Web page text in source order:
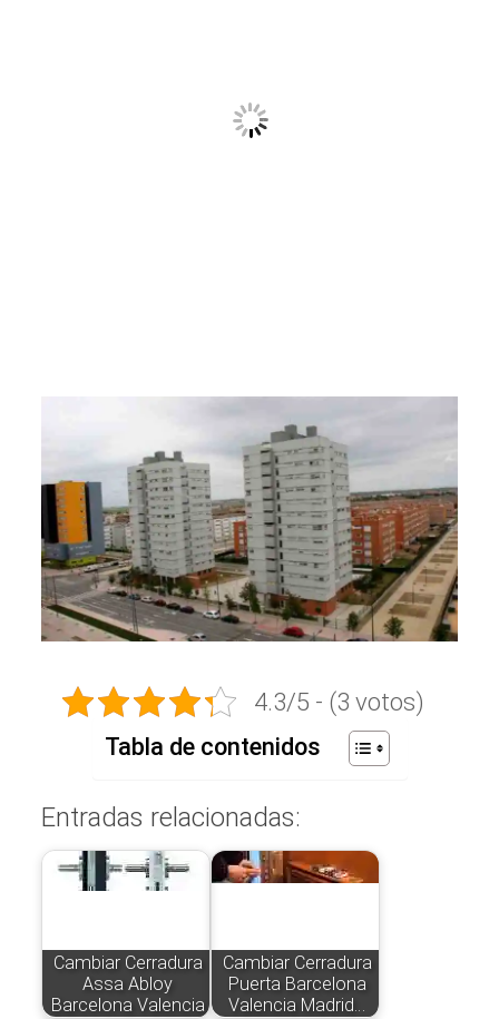
4.3/5 - (3 votos)
Tabla de contenidos
Entradas relacionadas:
Cambiar Cerradura
Assa Abloy
Barcelona Valencia
Cambiar Cerradura
Puerta Barcelona
Valencia Madrid…